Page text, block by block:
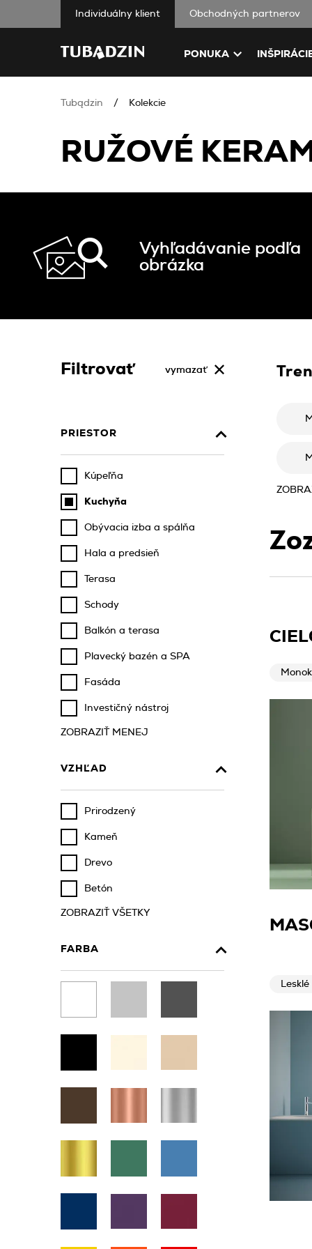
Individuálny klient Obchodných partnerov
PONUKA
Tubądzin Kolekcie
RUŽOVÉ
Vyhľadávanie podľa
obrázka
Filtrovať vymazať
PRIESTOR
Kúpeľňa
Kuchyňa
Obývacia izba a spálňa
Hala a predsieň
Terasa
Schody
Balkón a terasa
Plavecký bazén a SPA
Fasáda
Investičný nástroj
ZOBRAZIŤ MENEJ
VZHĽAD
Prirodzený
Kameň
Drevo
Betón
ZOBRAZIŤ VŠETKY
FARBA
Lesklé